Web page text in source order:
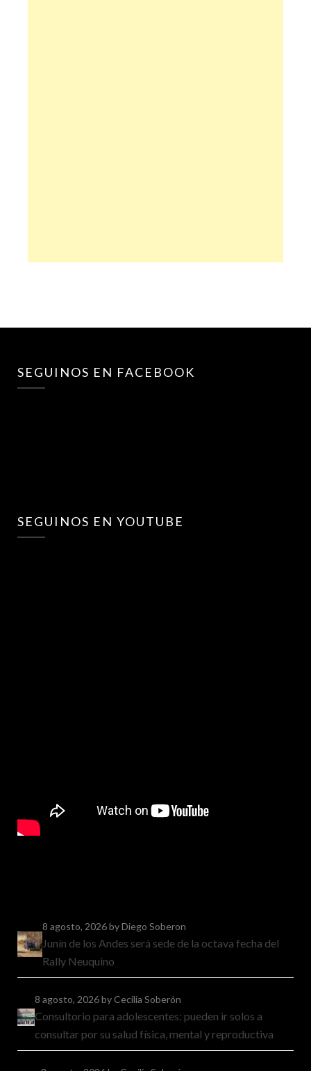
SEGUINOS EN FACEBOOK
SEGUINOS EN YOUTUBE
8 agosto, 2026by Diego Soberon
Junín de los Andes será sede de la octava fecha del
Rally Neuquino
8 agosto, 2026by Cecilia Soberón
Consultorio para adolescentes: pueden ir solos a
consultar por su salud física, mental y reproductiva